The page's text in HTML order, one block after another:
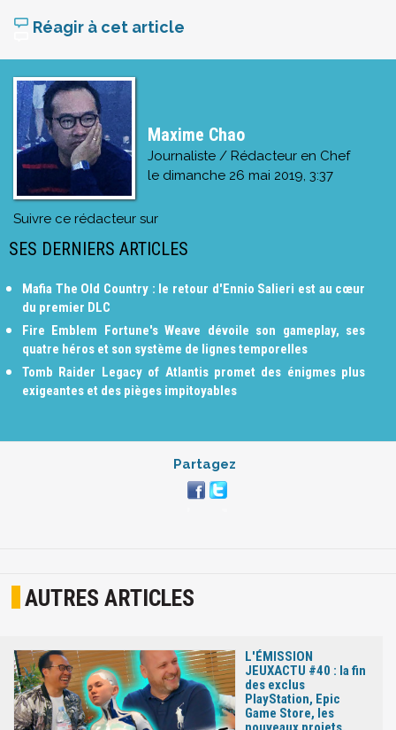
Réagir à cet article
Maxime Chao
Journaliste / Rédacteur en Chef
le dimanche 26 mai 2019, 3:37
Suivre ce rédacteur sur
SES DERNIERS ARTICLES
Mafia The Old Country : le retour d'Ennio Salieri est au cœur
du premier DLC
Fire Emblem Fortune's Weave dévoile son gameplay, ses
quatre héros et son système de lignes temporelles
Tomb Raider Legacy of Atlantis promet des énigmes plus
exigeantes et des pièges impitoyables
Partagez
AUTRES ARTICLES
L'ÉMISSION
JEUXACTU #40 : la fin
des exclus
PlayStation, Epic
Game Store, les